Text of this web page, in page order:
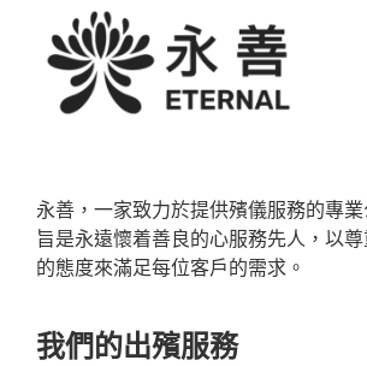
永善，一家致力於提供殯儀服務的專
旨是永遠懷着善良的心服務先人，以
的態度來滿足每位客戶的需求。
我們的出殯服務